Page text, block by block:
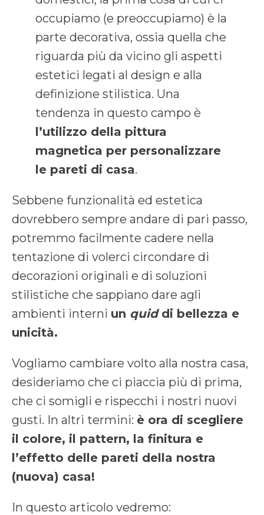
occupiamo (e preoccupiamo) è la
parte decorativa, ossia quella che
riguarda più da vicino gli aspetti
estetici legati al design e alla
definizione stilistica. Una
tendenza in questo campo è
l’utilizzo della pittura
magnetica per personalizzare
le pareti di casa.
Sebbene funzionalità ed estetica
dovrebbero sempre andare di pari passo,
potremmo facilmente cadere nella
tentazione di volerci circondare di
decorazioni originali e di soluzioni
stilistiche che sappiano dare agli
ambienti interni un quid di bellezza e
unicità.
Vogliamo cambiare volto alla nostra casa,
desideriamo che ci piaccia più di prima,
che ci somigli e rispecchi i nostri nuovi
gusti. In altri termini: è ora di scegliere
il colore, il pattern, la finitura e
l’effetto delle pareti della nostra
(nuova) casa!
In questo articolo vedremo: